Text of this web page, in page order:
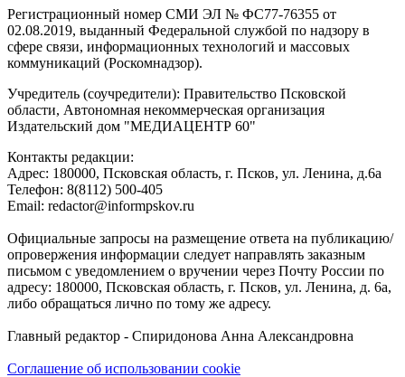
Регистрационный номер СМИ ЭЛ № ФС77-76355 от
02.08.2019, выданный Федеральной службой по надзору в
сфере связи, информационных технологий и массовых
коммуникаций (Роскомнадзор).
Учредитель (соучредители): Правительство Псковской
области, Автономная некоммерческая организация
Издательский дом "МЕДИАЦЕНТР 60"
Контакты редакции:
Адреc: 180000, Псковская область, г. Псков, ул. Ленина, д.6а
Телефон: 8(8112) 500-405
Email: redactor@informpskov.ru
Официальные запросы на размещение ответа на публикацию/
опровержения информации следует направлять заказным
письмом с уведомлением о вручении через Почту России по
адресу: 180000, Псковская область, г. Псков, ул. Ленина, д. 6а,
либо обращаться лично по тому же адресу.
Главный редактор - Спиридонова Анна Александровна
Соглашение об использовании cookie